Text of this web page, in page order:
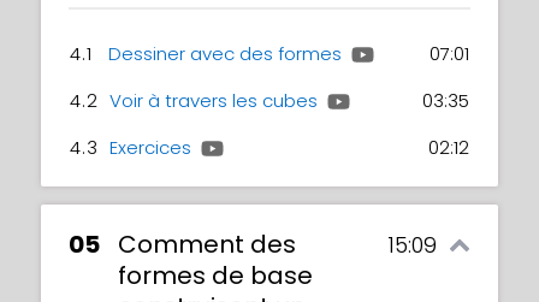
4.1 Dessiner avec des formes
07:01
4.2 Voir à travers les cubes
03:35
4.3 Exercices 02:12
05 Comment des
formes de base
15:09